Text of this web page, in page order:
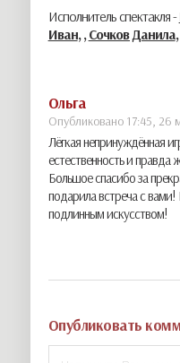
Исполнитель спектакля -
Иван,,Сочков Данила,
Ольга
Опубликовано 17:45, 26
Лёгкая непринуждённая
естественность и
Большое спасибо за
подарила встреча с
подлинным искусством!
Опубликовать